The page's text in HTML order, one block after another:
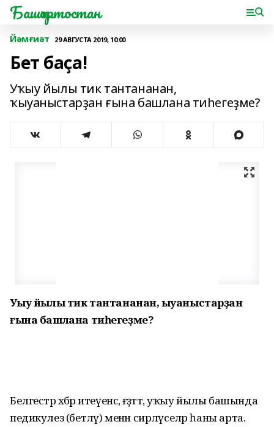
Башҡортостан
Йәмғиәт 29 АВГУСТА 2019, 10:00
Бет баҫа!
Уҡыу йылы тик тантананан,
ҡыуаныстарҙан ғына башлана тиһегеҙме?
Уҡыу йылы тик тантананан, ҡыуаныстарҙан
ғына башлана тиһегеҙме?
Белгестәр хәбәр итеүенсә, ғәҙәттә, уҡыу йылы башында
педикулез (бетләү) менән сирләүселәр һаны арта.